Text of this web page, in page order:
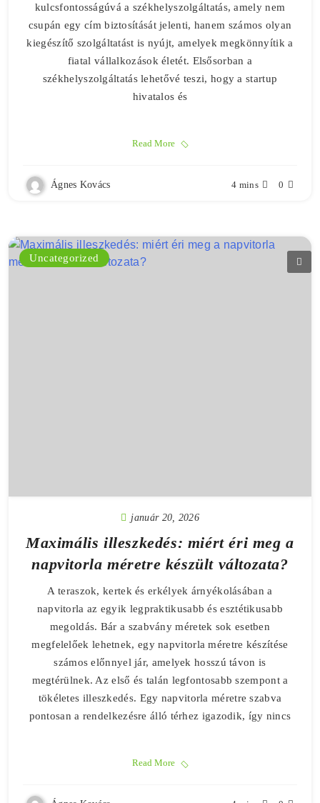
kulcsfontosságúvá a székhelyszolgáltatás, amely nem
csupán egy cím biztosítását jelenti, hanem számos olyan
kiegészítő szolgáltatást is nyújt, amelyek megkönnyítik a
fiatal vállalkozások életét. Elsősorban a
székhelyszolgáltatás lehetővé teszi, hogy a startup
hivatalos és
Read More
Ágnes Kovács 4 mins 0
Uncategorized
január 20, 2026
Maximális illeszkedés: miért éri meg a
napvitorla méretre készült változata?
A teraszok, kertek és erkélyek árnyékolásában a
napvitorla az egyik legpraktikusabb és esztétikusabb
megoldás. Bár a szabvány méretek sok esetben
megfelelőek lehetnek, egy napvitorla méretre készítése
számos előnnyel jár, amelyek hosszú távon is
megtérülnek. Az első és talán legfontosabb szempont a
tökéletes illeszkedés. Egy napvitorla méretre szabva
pontosan a rendelkezésre álló térhez igazodik, így nincs
Read More